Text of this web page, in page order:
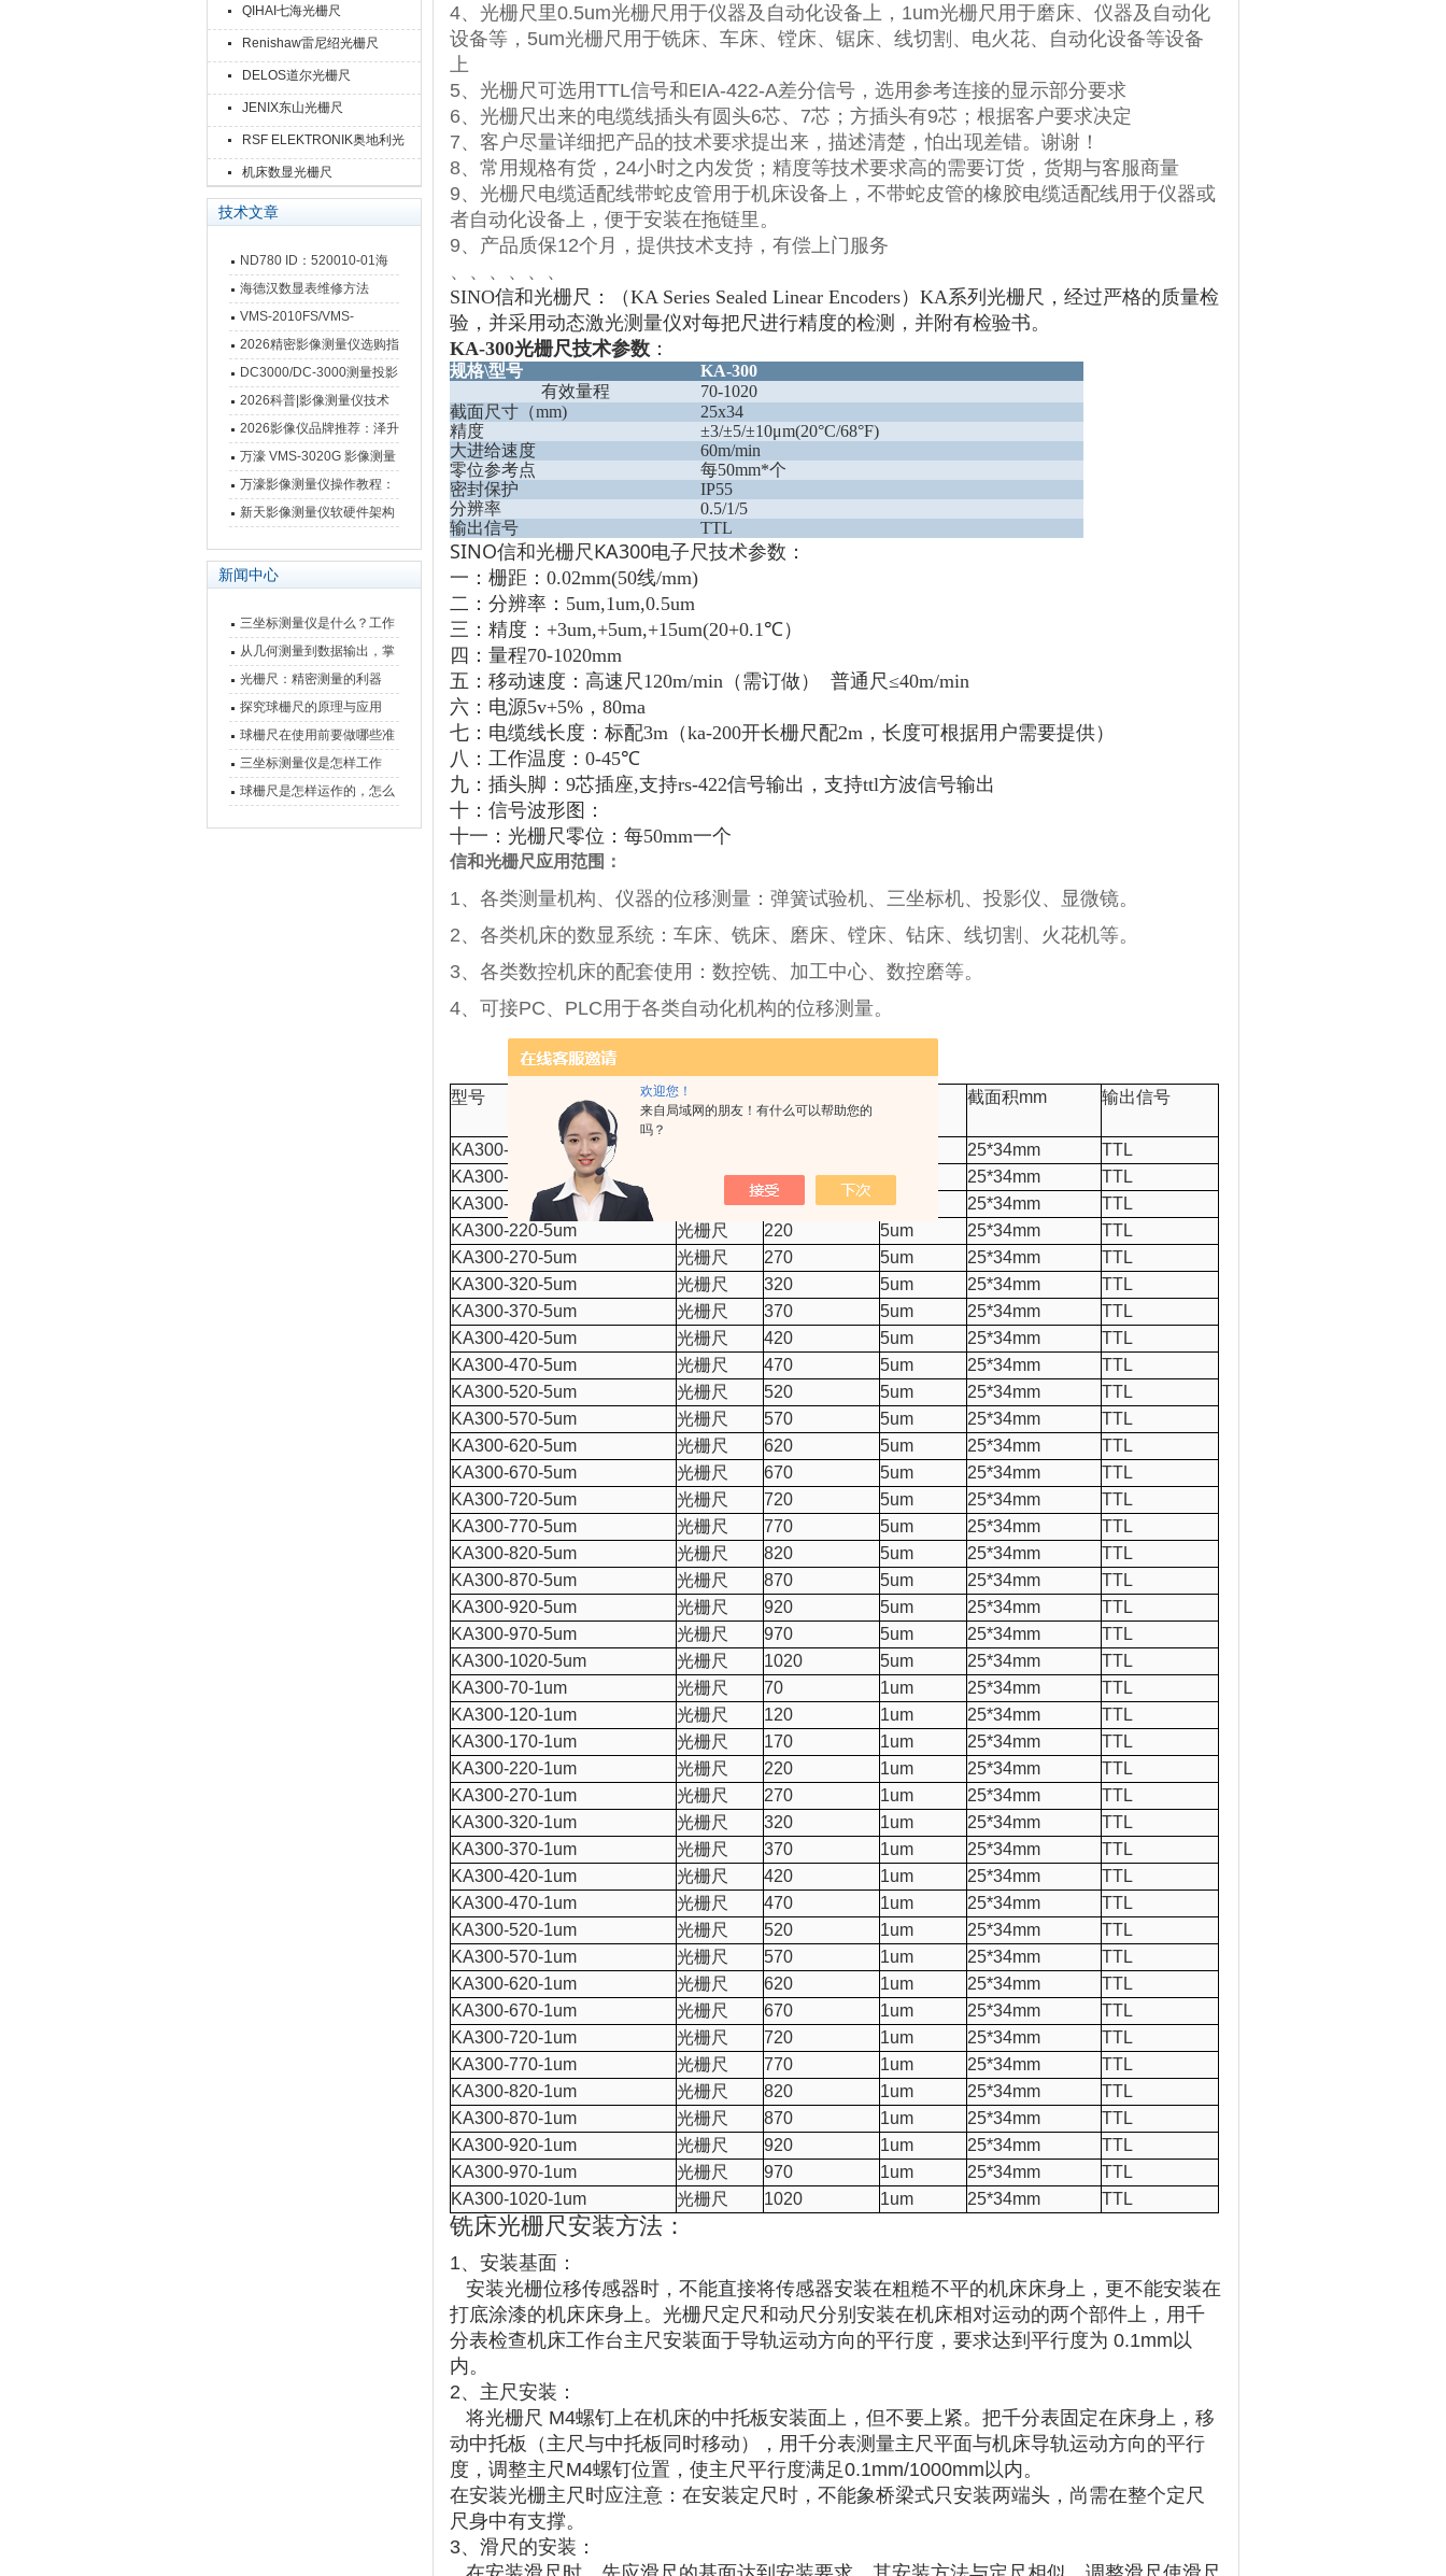
欢迎您！
来自局域网的朋友！有什么可以帮助您的
吗？
QIHAI七海光栅尺
Renishaw雷尼绍光栅尺
DELOS道尔光栅尺
JENIX东山光栅尺
RSF ELEKTRONIK奥地利光
栅尺
机床数显光栅尺
技术文章
ND780 ID：520010-01海
德汉数显表故障维修内容
海德汉数显表维修方法
VMS-2010FS/VMS-
3020FS/VMS-4030FS手动
影像测量仪技术参数
2026精密影像测量仪选购指
南 靠谱品牌一站式选型推荐
DC3000/DC-3000测量投影
仪万濠数据处理器数显表故
障维修方法
2026科普|影像测量仪技术
原理、分类及选型应用
2026影像仪品牌推荐：泽升
影像测量仪选型指南
万濠 VMS-3020G 影像测量
仪技术规格与应用解析
万濠影像测量仪操作教程：
从开机到出报告，新手也能
新天影像测量仪软硬件架构
新闻中心
三坐标测量仪是什么？工作
原理、分类与核心功能一次
讲清
从几何测量到数据输出，掌
握万濠影像测量仪的六大核
心能力
光栅尺：精密测量的利器
探究球栅尺的原理与应用
球栅尺在使用前要做哪些准
备工作？
三坐标测量仪是怎样工作
的，功能有什么优势？
球栅尺是怎样运作的，怎么
4、光栅尺里0.5um光栅尺用于仪器及自动化设备上， 1um光栅尺用于磨床、仪器及自动化
设备等， 5um光栅尺用于铣床、车床、镗床、锯床、线切割、电火花、自动化设备等设备
上
5、光栅尺可选用TTL信号和EIA-422-A差分信号，选用参考连接的显示部分要求
6、光栅尺出来的电缆线插头有圆头6芯、 7芯；方插头有9芯；根据客户要求决定
7、客户尽量详细把产品的技术要求提出来，描述清楚，怕出现差错。谢谢！
8、常用规格有货， 24小时之内发货；精度等技术要求高的需要订货，货期与客服商量
9、光栅尺电缆适配线带蛇皮管用于机床设备上，不带蛇皮管的橡胶电缆适配线用于仪器或
者自动化设备上，便于安装在拖链里。
9、产品质保12个月，提供技术支持，有偿上门服务
、、、、、、
SINO信和光栅尺：（KA Series Sealed Linear Encoders） KA系列光栅尺，经过严格的质量检
验，并采用动态激光测量仪对每把尺进行精度的检测，并附有检验书。
KA-300光栅尺技术参数 ：
规格\型号
KA-300
有效量程
70-1020
截面尺寸（mm)
25x34
精度
±3/±5/±10μm(20°C/68°F)
大进给速度
60m/min
零位参考点
每50mm*个
密封保护
IP55
分辨率
0.5/1/5
输出信号
TTL
SINO信和光栅尺 KA300电子尺技术参数 ：
一：栅距： 0.02mm(50线/mm)
二：分辨率： 5um,1um,0.5um
三：精度： +3um,+5um,+15um(20+0.1℃）
四：量程70-1020mm
五：移动速度：高速尺 120m/min （需订做） 普通尺≤40m/min
六：电源5v+5% ， 80ma
七：电缆线长度：标配3m （ka-200开长栅尺配2m ，长度可根据用户需要提供）
八：工作温度： 0-45℃
九：插头脚： 9芯插座,支持rs-422信号输出，支持ttl方波信号输出
十：信号波形图：
十一：光栅尺零位：每50mm一个
信和光栅尺应用范围：
1、各类测量机构、仪器的位移测量：弹簧试验机、三坐标机、投影仪、显微镜。
2、各类机床的数显系统：车床、铣床、磨床、镗床、钻床、线切割、火花机等。
3、各类数控机床的配套使用：数控铣、加工中心、数控磨等。
4、可接PC、PLC用于各类自动化机构的位移测量。
型号 名称
mm
截面积mm 输出信号
KA300-70-5um 25*34mm
TTL
KA300-120-5um
光栅尺 120 5um 25*34mm
TTL
KA300-170-5um
光栅尺 170 5um 25*34mm
TTL
KA300-220-5um
光栅尺 220 5um 25*34mm
TTL
KA300-270-5um
光栅尺 270 5um 25*34mm
TTL
KA300-320-5um
光栅尺 320 5um 25*34mm
TTL
KA300-370-5um
光栅尺 370 5um 25*34mm
TTL
KA300-420-5um
光栅尺 420 5um 25*34mm
TTL
KA300-470-5um
光栅尺 470 5um 25*34mm
TTL
KA300-520-5um
光栅尺 520 5um 25*34mm
TTL
KA300-570-5um
光栅尺 570 5um 25*34mm
TTL
KA300-620-5um
光栅尺 620 5um 25*34mm
TTL
KA300-670-5um
光栅尺 670 5um 25*34mm
TTL
KA300-720-5um
光栅尺 720 5um 25*34mm
TTL
KA300-770-5um
光栅尺 770 5um 25*34mm
TTL
KA300-820-5um
光栅尺 820 5um 25*34mm
TTL
KA300-870-5um
光栅尺 870 5um 25*34mm
TTL
KA300-920-5um
光栅尺 920 5um 25*34mm
TTL
KA300-970-5um
光栅尺 970 5um 25*34mm
TTL
KA300-1020-5um
光栅尺 1020 5um 25*34mm
TTL
KA300-70-1um
光栅尺 70 1um 25*34mm
TTL
KA300-120-1um
光栅尺 120 1um 25*34mm
TTL
KA300-170-1um
光栅尺 170 1um 25*34mm
TTL
KA300-220-1um
光栅尺 220 1um 25*34mm
TTL
KA300-270-1um
光栅尺 270 1um 25*34mm
TTL
KA300-320-1um
光栅尺 320 1um 25*34mm
TTL
KA300-370-1um
光栅尺 370 1um 25*34mm
TTL
KA300-420-1um
光栅尺 420 1um 25*34mm
TTL
KA300-470-1um
光栅尺 470 1um 25*34mm
TTL
KA300-520-1um
光栅尺 520 1um 25*34mm
TTL
KA300-570-1um
光栅尺 570 1um 25*34mm
TTL
KA300-620-1um
光栅尺 620 1um 25*34mm
TTL
KA300-670-1um
光栅尺 670 1um 25*34mm
TTL
KA300-720-1um
光栅尺 720 1um 25*34mm
TTL
KA300-770-1um
光栅尺 770 1um 25*34mm
TTL
KA300-820-1um
光栅尺 820 1um 25*34mm
TTL
KA300-870-1um
光栅尺 870 1um 25*34mm
TTL
KA300-920-1um
光栅尺 920 1um 25*34mm
TTL
KA300-970-1um
光栅尺 970 1um 25*34mm
TTL
KA300-1020-1um
光栅尺 1020 1um 25*34mm TTL
铣床光栅尺安装方法：
1、安装基面：
安装光栅位移传感器时，不能直接将传感器安装在粗糙不平的机床床身上，更不能安装在
打底涂漆的机床床身上。光栅尺定尺和动尺分别安装在机床相对运动的两个部件上，用千
分表检查机床工作台主尺安装面于导轨运动方向的平行度，要求达到平行度为 0.1mm以
内。
2、主尺安装：
将光栅尺 M4螺钉上在机床的中托板安装面上，但不要上紧。把千分表固定在床身上，移
动中托板（主尺与中托板同时移动），用千分表测量主尺平面与机床导轨运动方向的平行
度，调整主尺M4螺钉位置，使主尺平行度满足0.1mm/1000mm以内。
在安装光栅主尺时应注意：在安装定尺时，不能象桥梁式只安装两端头，尚需在整个定尺
尺身中有支撑。
3、滑尺的安装：